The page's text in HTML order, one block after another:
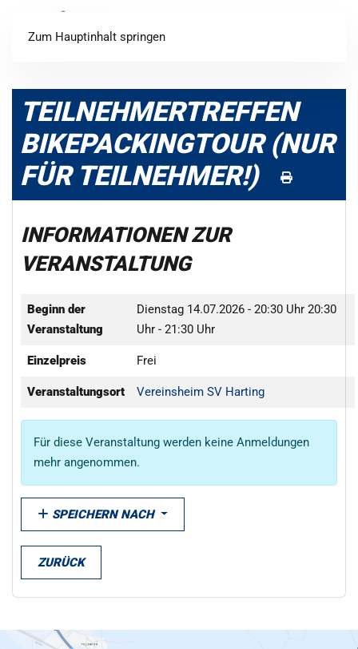
Zum Hauptinhalt springen
TEILNEHMERTREFFEN
BIKEPACKINGTOUR (NUR
FÜR TEILNEHMER!)
INFORMATIONEN ZUR
VERANSTALTUNG
Beginn der
Veranstaltung
Dienstag 14.07.2026 - 20:30 Uhr 20:30
Uhr - 21:30 Uhr
Einzelpreis Frei
Veranstaltungsort Vereinsheim SV Harting
Für diese Veranstaltung werden keine Anmeldungen
mehr angenommen.
SPEICHERN NACH
ZURÜCK